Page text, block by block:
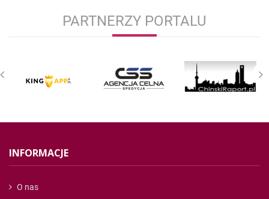
PARTNERZY PORTALU
INFORMACJE
O nas